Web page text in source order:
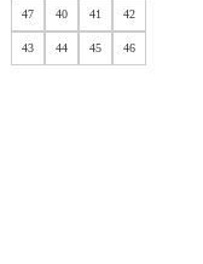
47 40 41 42
43 44 45 46